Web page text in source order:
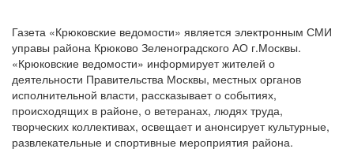
Газета «Крюковские ведомости» является электронным СМИ
управы района Крюково Зеленоградского АО г.Москвы.
«Крюковские ведомости» информирует жителей о
деятельности Правительства Москвы, местных органов
исполнительной власти, рассказывает о событиях,
происходящих в районе, о ветеранах, людях труда,
творческих коллективах, освещает и анонсирует культурные,
развлекательные и спортивные мероприятия района.